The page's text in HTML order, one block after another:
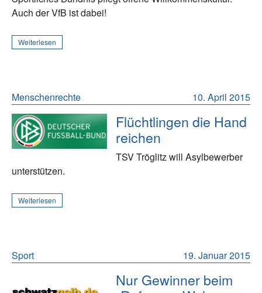
Auch der VfB ist dabei!
Weiterlesen
10. April 2015
Menschenrechte
Flüchtlingen die Hand
reichen
TSV Tröglitz will Asylbewerber
unterstützen.
Weiterlesen
19. Januar 2015
Sport
Nur Gewinner beim